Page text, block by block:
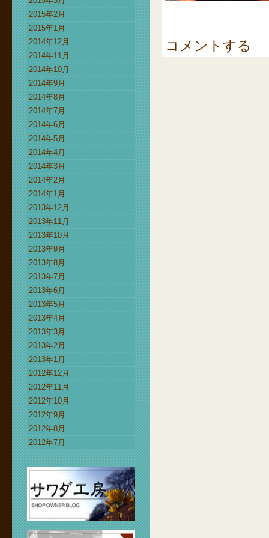
2015年2月
2015年1月
2014年12月
2014年11月
2014年10月
2014年9月
2014年8月
2014年7月
2014年6月
2014年5月
2014年4月
2014年3月
2014年2月
2014年1月
2013年12月
2013年11月
2013年10月
2013年9月
2013年8月
2013年7月
2013年6月
2013年5月
2013年4月
2013年3月
2013年2月
2013年1月
2012年12月
2012年11月
2012年10月
2012年9月
2012年8月
2012年7月
コメントする